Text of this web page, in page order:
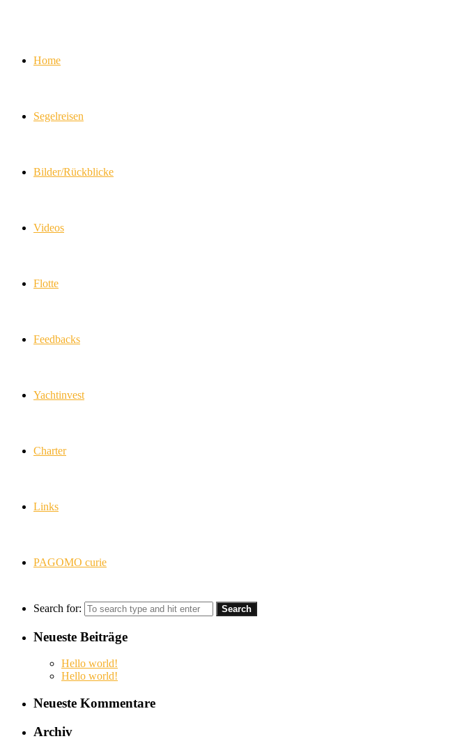
Home
Segelreisen
Bilder/Rückblicke
Videos
Flotte
Feedbacks
Yachtinvest
Charter
Links
PAGOMO curie
Search for:
Neueste Beiträge
Hello world!
Hello world!
Neueste Kommentare
Archiv